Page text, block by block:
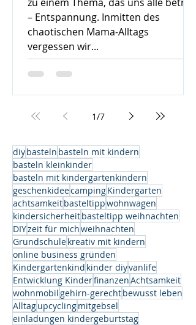
– Entspannung. Inmitten des
chaotischen Mama-Alltags
vergessen wir...
1/7
diybasteln basteln mit kindern
basteln kleinkinder
basteln mit kindergartenkindern
geschenkideecampingKindergarten
achtsamkeitbasteltippwohnwagen
kindersicherheitbasteltipp weihnachten
DIYzeit für michweihnachten
Grundschulekreativ mit kindern
online business gründen
Kindergartenkind kinder diyvanlife
Entwicklung KinderfinanzenAchtsamkeit
wohnmobilgehirn-gerechtbewusst leben
Alltagupcyclingmitgebsel
einladungen kindergeburtstag